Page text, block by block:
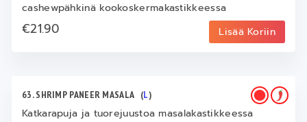
cashewpähkinä kookoskermakastikkeessa
€21.90 Lisää Koriin
63. SHRIMP PANEER MASALA (L)
Katkarapuja ja tuorejuustoa masalakastikkeessa